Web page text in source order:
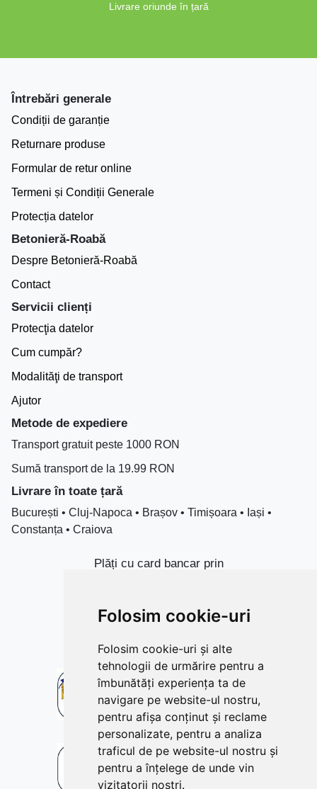
Folosim cookie-uri
Folosim cookie-uri și alte
tehnologii de urmărire pentru a
îmbunătăți experiența ta de
navigare pe website-ul nostru,
pentru afișa conținut și reclame
personalizate, pentru a analiza
traficul de pe website-ul nostru și
pentru a înțelege de unde vin
vizitatorii noștri.
Livrare oriunde în țară
Întrebări generale
Condiții de garanție
Returnare produse
Formular de retur online
Termeni și Condiții Generale
Protecția datelor
Betonieră-Roabă
Despre Betonieră-Roabă
Contact
Servicii clienți
Protecţia datelor
Cum cumpăr?
Modalităţi de transport
Ajutor
Metode de expediere
Transport gratuit peste 1000 RON
Sumă transport de la 19.99 RON
Livrare în toate țară
București • Cluj-Napoca • Brașov • Timișoara • Iași •
Constanța • Craiova
Plăți cu card bancar prin